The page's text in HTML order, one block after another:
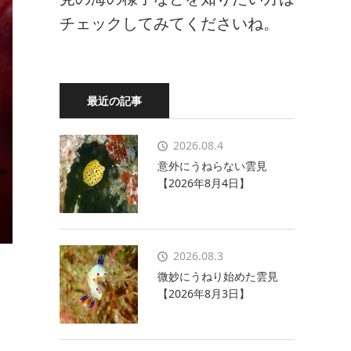
チェックしてみてくださいね。
最近の記事
2026.08.4
意外にうねらない雲見
【2026年8月4日】
2026.08.3
微妙にうねり始めた雲見
【2026年8月3日】